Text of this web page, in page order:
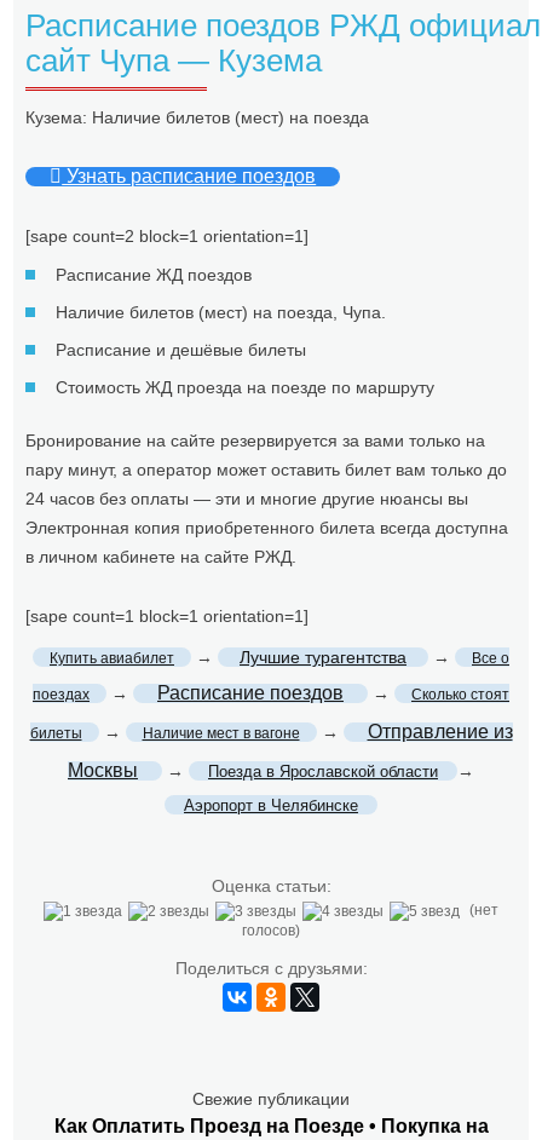
Расписание поездов РЖД
сайт Чупа — Кузема
Кузема: Наличие билетов (мест) на поезда
Узнать расписание поездов
[sape count=2 block=1 orientation=1]
Расписание ЖД поездов
Наличие билетов (мест) на поезда, Чупа.
Расписание и дешёвые билеты
Стоимость ЖД проезда на поезде по маршруту
Бронирование на сайте резервируется за вами только на
пару минут, а оператор может оставить билет вам только до
24 часов без оплаты — эти и многие другие нюансы вы
Электронная копия приобретенного билета всегда доступна
в личном кабинете на сайте РЖД.
[sape count=1 block=1 orientation=1]
Купить авиабилет → Лучшие турагентства → Все о
поездах → Расписание поездов → Сколько стоят
билеты → Наличие мест в вагоне →
Отправление из
Москвы
→ Поезда в Ярославской области →
Аэропорт в Челябинске
Оценка статьи:
(нет
голосов)
Поделиться с друзьями:
Свежие публикации
Как Оплатить Проезд на Поезде • Покупка на